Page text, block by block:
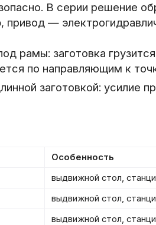
В серии решение
, привод —
рамы: заготовка
по направляющим к
заготовкой: усилие
Особенность
выдвижной стол,
выдвижной стол,
выдвижной стол,